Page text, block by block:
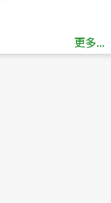
更多...